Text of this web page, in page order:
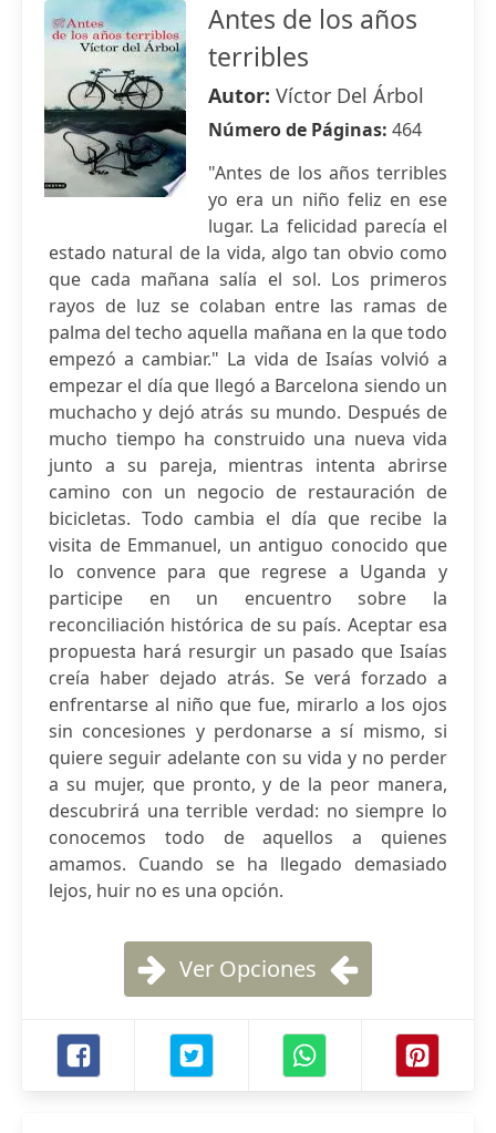
Antes de los años
terribles
Autor: Víctor Del Árbol
Número de Páginas: 464
"Antes de los años terribles
yo era un niño feliz en ese
lugar. La felicidad parecía el
estado natural de la vida, algo tan obvio como
que cada mañana salía el sol. Los primeros
rayos de luz se colaban entre las ramas de
palma del techo aquella mañana en la que todo
empezó a cambiar." La vida de Isaías volvió a
empezar el día que llegó a Barcelona siendo un
muchacho y dejó atrás su mundo. Después de
mucho tiempo ha construido una nueva vida
junto a su pareja, mientras intenta abrirse
camino con un negocio de restauración de
bicicletas. Todo cambia el día que recibe la
visita de Emmanuel, un antiguo conocido que
lo convence para que regrese a Uganda y
participe en un encuentro sobre la
reconciliación histórica de su país. Aceptar esa
propuesta hará resurgir un pasado que Isaías
creía haber dejado atrás. Se verá forzado a
enfrentarse al niño que fue, mirarlo a los ojos
sin concesiones y perdonarse a sí mismo, si
quiere seguir adelante con su vida y no perder
a su mujer, que pronto, y de la peor manera,
descubrirá una terrible verdad: no siempre lo
conocemos todo de aquellos a quienes
amamos. Cuando se ha llegado demasiado
lejos, huir no es una opción.
Ver Opciones